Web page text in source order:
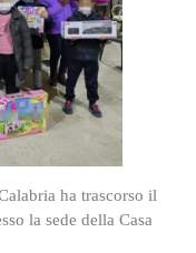
ha trascorso il
la sede della Casa